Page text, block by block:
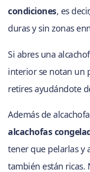
condiciones, es
duras y sin zonas
Si abres una
interior se notan un
retires ayudándote
Además de
alcachofas
tener que pelarlas y
también están ricas.